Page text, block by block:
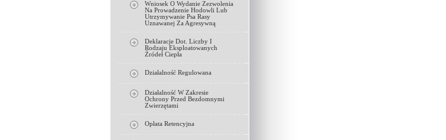
Wniosek O Wydanie Zezwolenia
Na Prowadzenie Hodowli Lub
Utrzymywanie Psa Rasy
Uznawanej Za Agresywną
Deklaracje Dot. Liczby I
Rodzaju Eksploatowanych
Źródeł Ciepła
Działalność Regulowana
Działalność W Zakresie
Ochrony Przed Bezdomnymi
Zwierzętami
Opłata Retencyjna